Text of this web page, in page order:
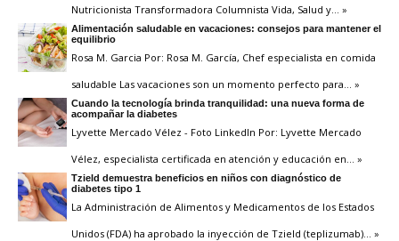
Nutricionista Transformadora Columnista Vida, Salud y … »
Alimentación saludable en vacaciones: consejos para mantener el
equilibrio
Rosa M. Garcia Por: Rosa M. García, Chef especialista en comida
saludable Las vacaciones son un momento perfecto para … »
Cuando la tecnología brinda tranquilidad: una nueva forma de
acompañar la diabetes
Lyvette Mercado Vélez - Foto LinkedIn Por: Lyvette Mercado
Vélez, especialista certificada en atención y educación en … »
Tzield demuestra beneficios en niños con diagnóstico de
diabetes tipo 1
La Administración de Alimentos y Medicamentos de los Estados
Unidos (FDA) ha aprobado la inyección de Tzield (teplizumab) … »